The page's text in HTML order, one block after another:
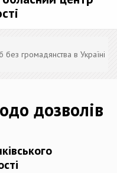
без громадянства в Україні
дозволів